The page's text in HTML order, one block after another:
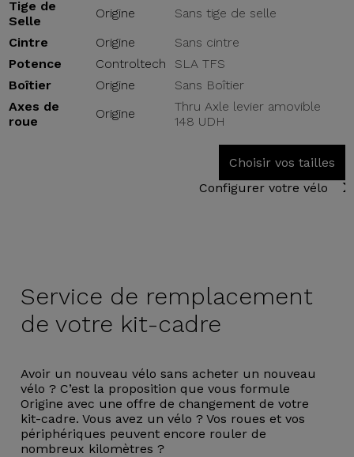
Tige de
Selle
Origine
Sans tige de selle
Cintre
Origine
Sans cintre
Potence
Controltech
SLA TFS
Boîtier
Origine
Sans Boîtier
Axes de
roue
Origine
Thru Axle levier amovible
148 UDH
Choisir vos tailles
Configurer votre vélo
Service de remplacement
de votre kit-cadre
Avoir un nouveau vélo sans acheter un nouveau
vélo ? C’est la proposition que vous formule
Origine avec une offre de changement de votre
kit-cadre. Vous avez un vélo ? Vos roues et vos
périphériques peuvent encore rouler de
nombreux kilomètres ?